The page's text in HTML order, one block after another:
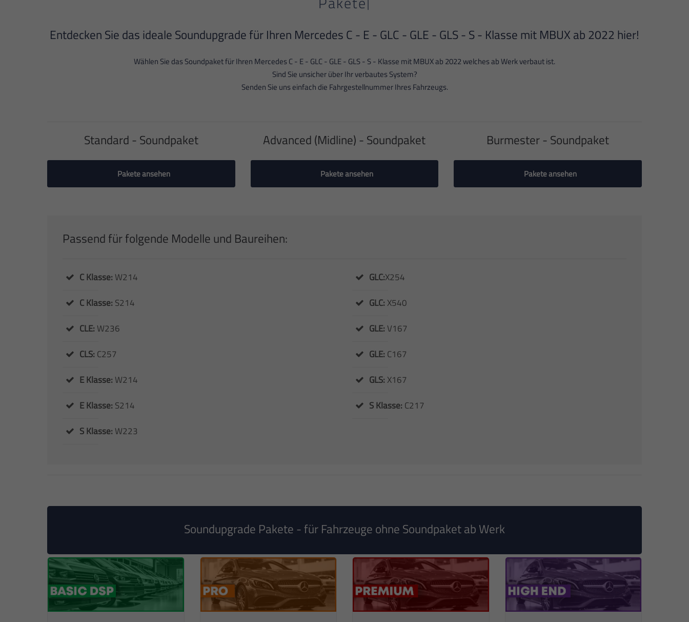
Entdecken Sie das ideale Soundupgrade für Ihren Mercedes C - E - GLC - GLE - GLS - S - Klasse mit MBUX ab 2022 hier!
Wählen Sie das Soundpaket für Ihren Mercedes C - E - GLC - GLE - GLS - S - Klasse mit MBUX ab 2022 welches ab Werk verbaut ist.
Sind Sie unsicher über Ihr verbautes System?
Senden Sie uns einfach die Fahrgestellnummer Ihres Fahrzeugs.
Standard - Soundpaket
Pakete ansehen
Advanced (Midline) - Soundpaket
Pakete ansehen
Burmester - Soundpaket
Pakete ansehen
Passend für folgende Modelle und Baureihen:
C Klasse: W214
C Klasse: S214
CLE: W236
CLS: C257
E Klasse: W214
E Klasse: S214
S Klasse: W223
GLC:X254
GLC: X540
GLE:V167
GLE: C167
GLS: X167
S Klasse: C217
Soundupgrade Pakete - für Fahrzeuge ohne Soundpaket ab Werk